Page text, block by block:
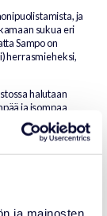
ja mainosten
ja
sukua eri
Sampo on
herrasmieheksi,
halutaan
ja isompaa
myös uutta eläimiin